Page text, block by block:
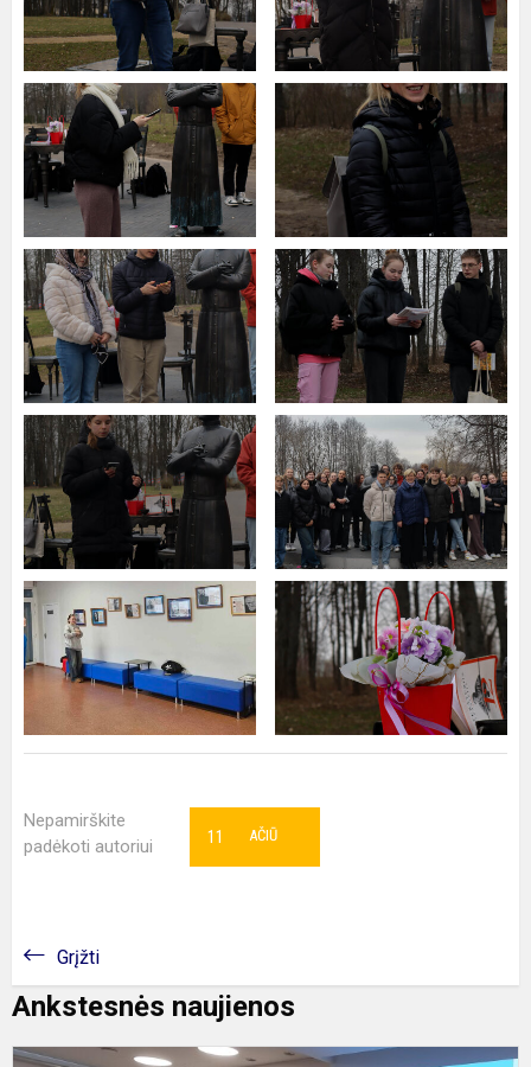
Nepamirškite
padėkoti autoriui
AČIŪ
11
Grįžti
Ankstesnės naujienos